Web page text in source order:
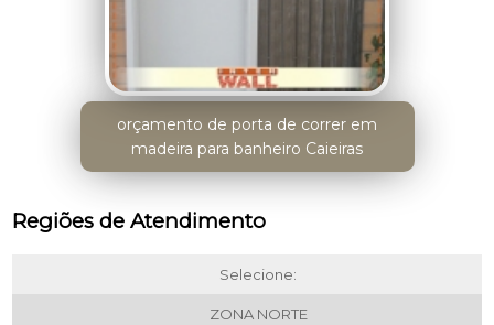
orçamento de porta de correr em
madeira para banheiro Caieiras
Regiões de Atendimento
Selecione:
ZONA NORTE